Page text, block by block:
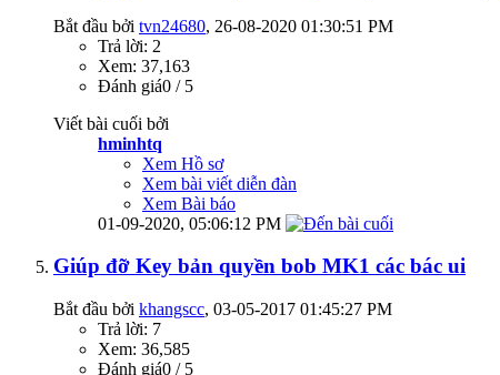
Bắt đầu bởi tvn24680‎, 26-08-2020 01:30:51 PM
Trả lời: 2
Xem: 37,163
Đánh giá0 / 5
Viết bài cuối bởi
hminhtq
Xem Hồ sơ
Xem bài viết diễn đàn
Xem Bài báo
01-09-2020, 05:06:12 PM
Giúp đỡ Key bản quyền bob MK1 các bác ui
Bắt đầu bởi khangscc‎, 03-05-2017 01:45:27 PM
Trả lời: 7
Xem: 36,585
Đánh giá0 / 5